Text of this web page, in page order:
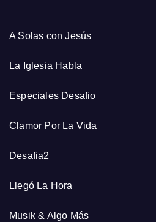
A Solas con Jesús
La Iglesia Habla
Especiales Desafio
Clamor Por La Vida
Desafia2
Llegó La Hora
Musik & Algo Más